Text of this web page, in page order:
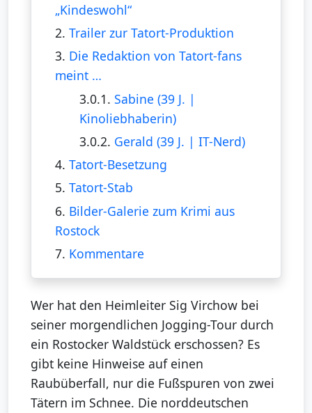
„Kindeswohl“
2. Trailer zur Tatort-Produktion
3. Die Redaktion von Tatort-fans
meint …
3.0.1. Sabine (39 J. |
Kinoliebhaberin)
3.0.2. Gerald (39 J. | IT-Nerd)
4. Tatort-Besetzung
5. Tatort-Stab
6. Bilder-Galerie zum Krimi aus
Rostock
7. Kommentare
Wer hat den Heimleiter Sig Virchow bei
seiner morgendlichen Jogging-Tour durch
ein Rostocker Waldstück erschossen? Es
gibt keine Hinweise auf einen
Raubüberfall, nur die Fußspuren von zwei
Tätern im Schnee. Die norddeutschen